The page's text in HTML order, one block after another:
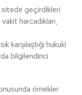
sitede geçirdikleri
harcadıkları,
karşılaştığı hukuki
bilgilendirici
örnekler